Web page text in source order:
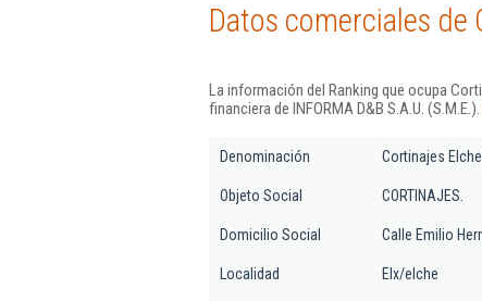
Datos comerciales de
La información del Ranking que ocupa
financiera de INFORMA D&B S.A.U. (S.M.E.).
Denominación Cortinajes Elche
Objeto Social CORTINAJES.
Domicilio Social Calle Emilio
Localidad Elx/elche